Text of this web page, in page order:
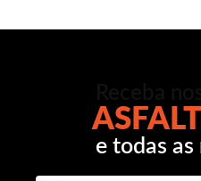
e todas